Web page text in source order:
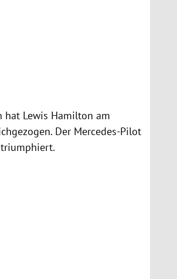
hat Lewis Hamilton am
Der Mercedes-Pilot